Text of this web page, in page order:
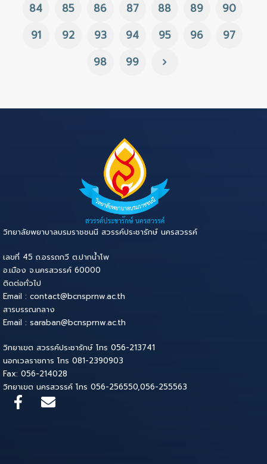
84
85 86 87 88 89
90
91
92 93 94 95 96
97
98
99
วิทยาลัยพยาบาลบรมราชชนนี สวรรค์ประชารักษ์ นครสวรรค์
เลขที่ 45 ถ.อรรถกวี ต.ปากน้ำโพ
อ.เมือง จ.นครสวรรค์ 60000
ติดต่อทั่วไป
Email : contact@bcnsprnw.ac.th
สารบรรณกลาง
Email : saraban@bcnsprnw.ac.th
วิทยาเขต สวรรค์ประชารักษ์ โทร 056-213741
นอกเวลราชการ โทร 081-2390903
Fax: 056-214028
วิทยาเขต นครสวรรค์ โทร 056-256550,056-255563